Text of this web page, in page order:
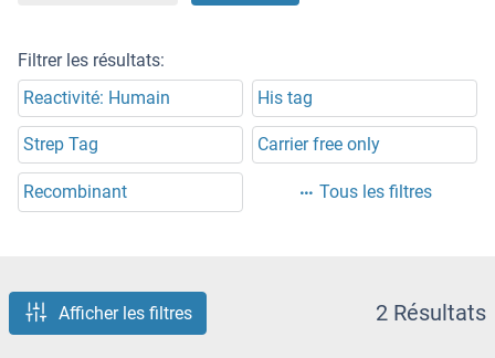
Filtrer les résultats:
Reactivité: Humain
His tag
Strep Tag Carrier free only
Recombinant Tous les filtres
Afficher les filtres 2 Résultats